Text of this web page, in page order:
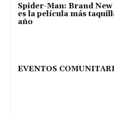
Spider-Man: Brand New
es la película más
año
EVENTOS